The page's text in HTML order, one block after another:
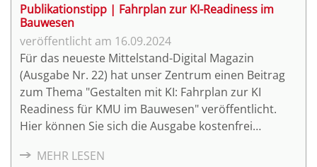
Publikationstipp | Fahrplan zur KI-Readiness im
Bauwesen
16.09.2024
Für das neueste Mittelstand-Digital Magazin
(Ausgabe Nr. 22) hat unser Zentrum einen Beitrag
zum Thema "Gestalten mit KI: Fahrplan zur KI
Readiness für KMU im Bauwesen" veröffentlicht.
Hier können Sie sich die Ausgabe kostenfrei
MEHR LESEN